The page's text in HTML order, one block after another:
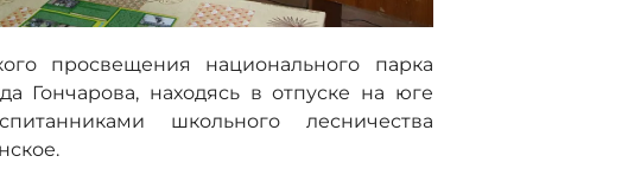
просвещения национального парка
Гончарова, находясь в отпуске на юге
школьного лесничества